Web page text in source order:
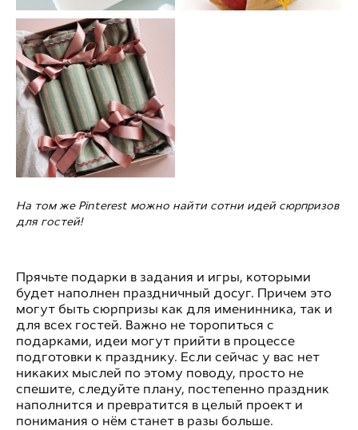
На том же Pinterest можно найти сотни идей сюрпризов
для гостей!
Прячьте подарки в задания и игры, которыми
будет наполнен праздничный досуг. Причем это
могут быть сюрпризы как для именинника, так и
для всех гостей. Важно не торопиться с
подарками, идеи могут прийти в процессе
подготовки к празднику. Если сейчас у вас нет
никаких мыслей по этому поводу, просто не
спешите, следуйте плану, постепенно праздник
наполнится и превратится в целый проект и
понимания о нём станет в разы больше.